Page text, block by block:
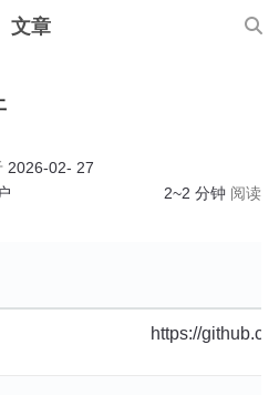
文章
2026-02- 27
2~2 分钟 阅读
https://